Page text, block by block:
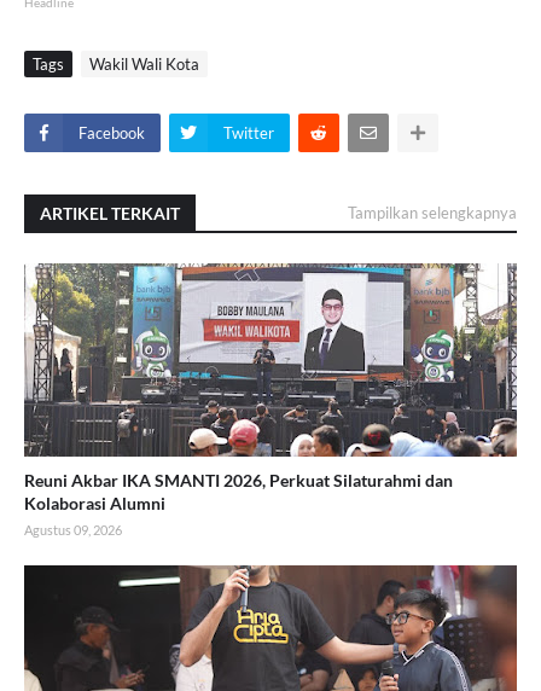
Tags Wakil Wali Kota
Facebook Twitter
ARTIKEL TERKAIT Tampilkan selengkapnya
Reuni Akbar IKA SMANTI 2026, Perkuat Silaturahmi dan
Kolaborasi Alumni
Agustus 09, 2026